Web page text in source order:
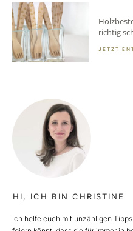
richtig
JETZT
HI, ICH BIN CHRISTINE
Ich helfe euch mit unzähligen